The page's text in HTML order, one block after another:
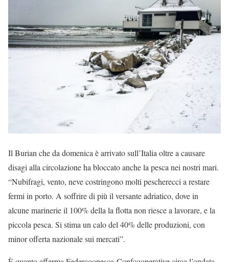
Il Burian che da domenica è arrivato sull’Italia oltre a causare
disagi alla circolazione ha bloccato anche la pesca nei nostri mari.
“Nubifragi, vento, neve costringono molti pescherecci a restare
fermi in porto. A soffrire di più il versante adriatico, dove in
alcune marinerie il 100% della la flotta non riesce a lavorare, e la
piccola pesca. Si stima un calo del 40% delle produzioni, con
minor offerta nazionale sui mercati”.